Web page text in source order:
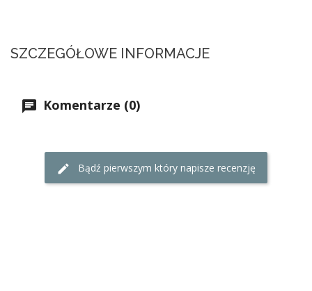
SZCZEGÓŁOWE INFORMACJE
Komentarze (0)
Bądź pierwszym który napisze recenzję